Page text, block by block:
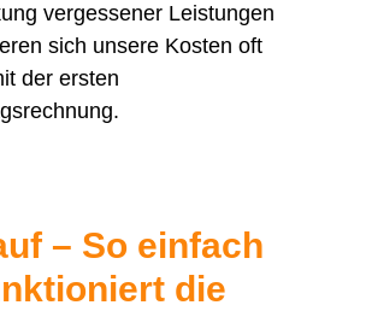
vergessener Leistungen
sich unsere Kosten oft
der ersten
– So einfach
die